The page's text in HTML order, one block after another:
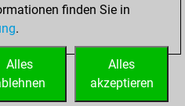
finden Sie in
.
Alles
akzeptieren
Alles